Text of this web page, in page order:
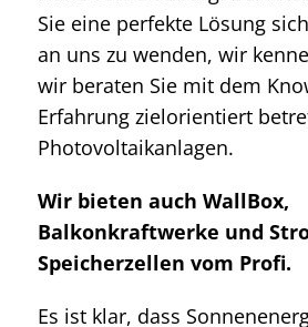
Sie eine perfekte Lösung
an uns zu wenden, wir
wir beraten Sie mit dem
Erfahrung zielorientiert
Photovoltaikanlagen.
Wir bieten auch WallBox,
Balkonkraftwerke und
Speicherzellen vom Profi.
Es ist klar, dass